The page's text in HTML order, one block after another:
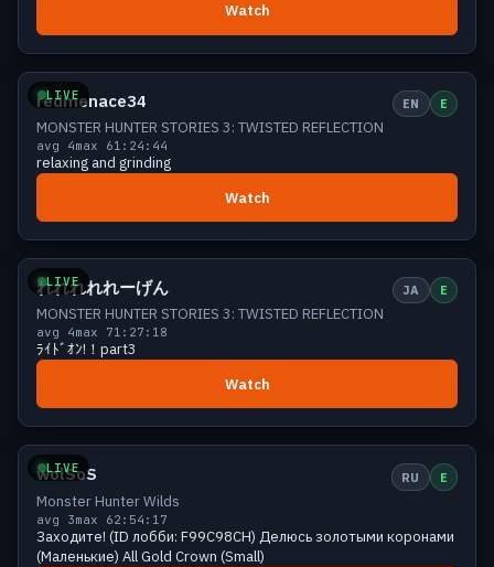
Watch
LIVE
Small 5 viewers
redmenace34 EN E
MONSTER HUNTER STORIES 3: TWISTED REFLECTION
avg 4max 61:24:44
relaxing and grinding
Watch
LIVE
Small 5 viewers
れれれれれーげん JA E
MONSTER HUNTER STORIES 3: TWISTED REFLECTION
avg 4max 71:27:18
ﾗｲﾄﾞｵﾝ!！part3
Watch
LIVE
Small 5 viewers
wolSoS RU E
Monster Hunter Wilds
avg 3max 62:54:17
Заходите! (ID лобби: F99C98CH) Делюсь золотыми коронами
(Маленькие) All Gold Crown (Small)